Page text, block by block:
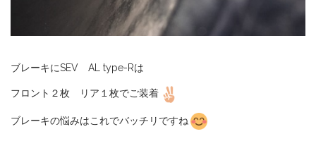
ブレーキにSEV AL type-Rは
フロント２枚 リア１枚でご装着
ブレーキの悩みはこれでバッチリですね